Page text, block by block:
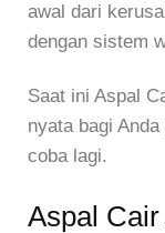
awal dari
dengan sistem
Saat ini Aspal
nyata bagi
coba lagi.
Aspal